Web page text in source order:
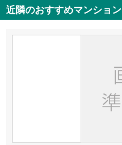
近隣のおすすめマンション